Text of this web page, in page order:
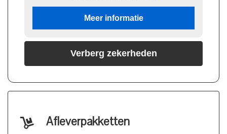
Meer informatie
Verberg zekerheden
Afleverpakketten